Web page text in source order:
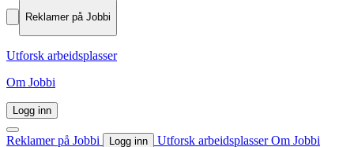
Reklamer på Jobbi
Utforsk arbeidsplasser
Om Jobbi
Logg inn
Reklamer på Jobbi Logg inn Utforsk arbeidsplasserOm Jobbi